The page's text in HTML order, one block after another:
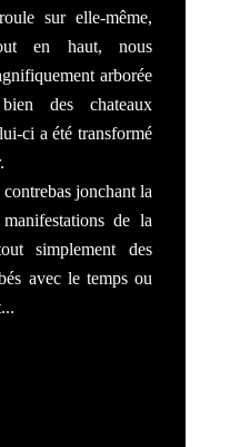
sur elle-même,
en haut, nous
arborée
des chateaux
ci a été transformé
jonchant la
de la
simplement des
avec le temps ou